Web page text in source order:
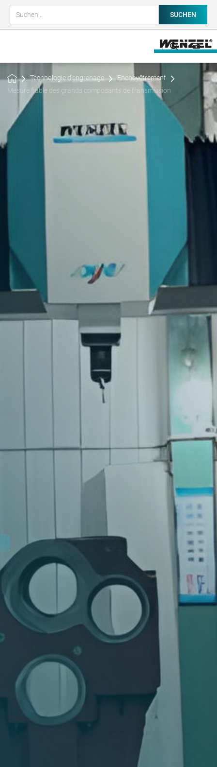
Technologie d'engrenage
Enchevêtrement
Mesure fiable des grands composants de transmission